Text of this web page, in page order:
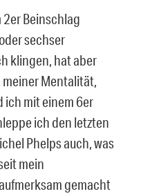
2er Beinschlag
sechser
klingen, hat aber
Mentalität,
ich mit einem 6er
ich den letzten
Phelps auch, was
mein
gemacht